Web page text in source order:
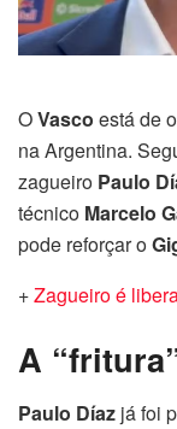
OVasco está de
na Argentina.
zagueiro Paulo
técnico Marcelo
pode reforçar o
+Zagueiro é
A
Paulo Díaz já foi